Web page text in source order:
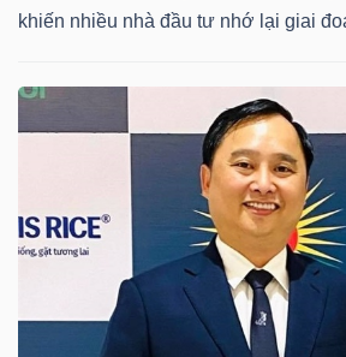
khiến nhiều nhà đầu tư nhớ lại giai
HÓA
KINH